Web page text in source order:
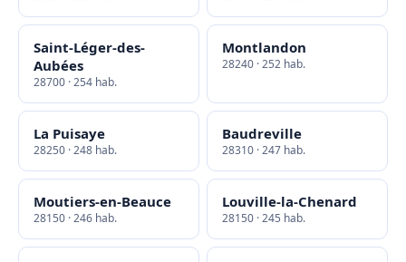
Saint-Léger-des-
Aubées
28700 · 254 hab.
Montlandon
28240 · 252 hab.
La Puisaye
28250 · 248 hab.
Baudreville
28310 · 247 hab.
Moutiers-en-Beauce
28150 · 246 hab.
Louville-la-Chenard
28150 · 245 hab.